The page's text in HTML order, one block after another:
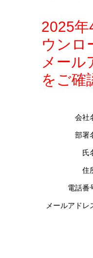
2025
ウンロ
メール
をご確
会社
部署
氏
住
電話番
メールアドレ